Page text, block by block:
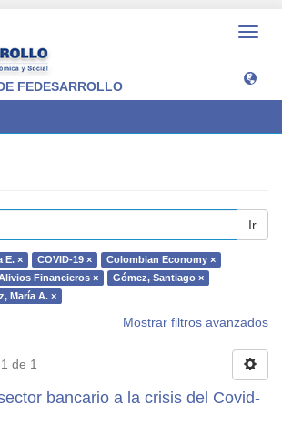
FEDESARROLLO
Ir
E. × COVID-19 ×
Colombian Economy ×
Financieros ×
Gómez, Santiago ×
María A. ×
Mostrar filtros avanzados
de 1
bancario a la crisis del Covid-